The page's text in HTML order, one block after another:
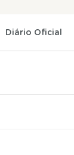
Diário Oficial